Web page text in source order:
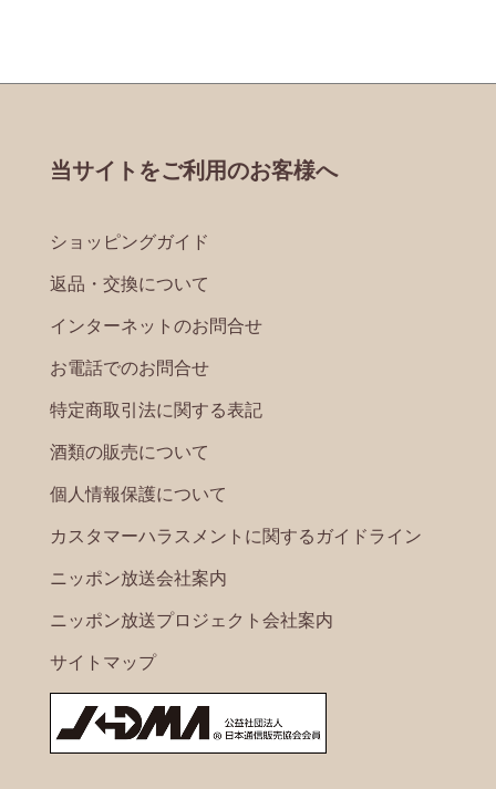
当サイトをご利用のお客様へ
ショッピングガイド
返品・交換について
インターネットのお問合せ
お電話でのお問合せ
特定商取引法に関する表記
酒類の販売について
個人情報保護について
カスタマーハラスメントに関するガイドライン
ニッポン放送会社案内
ニッポン放送プロジェクト会社案内
サイトマップ